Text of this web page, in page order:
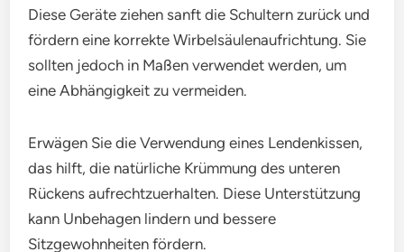
Diese Geräte ziehen sanft die Schultern zurück und
fördern eine korrekte Wirbelsäulenaufrichtung. Sie
sollten jedoch in Maßen verwendet werden, um
eine Abhängigkeit zu vermeiden.
Erwägen Sie die Verwendung eines Lendenkissen,
das hilft, die natürliche Krümmung des unteren
Rückens aufrechtzuerhalten. Diese Unterstützung
kann Unbehagen lindern und bessere
Sitzgewohnheiten fördern.